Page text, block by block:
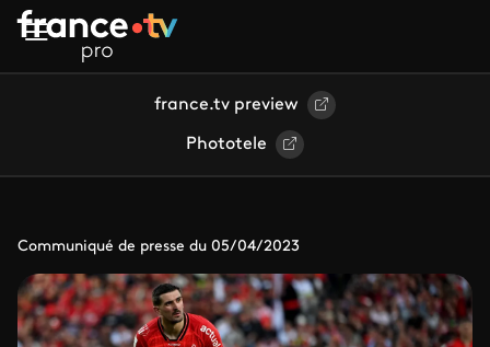
Aller au contenu principal
france.tv preview
Phototele
Communiqué de presse du 05/04/2023